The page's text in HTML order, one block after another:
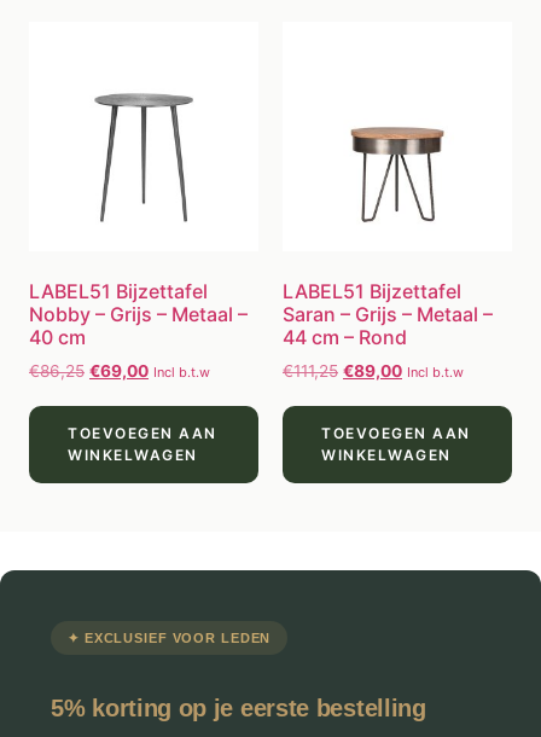
LABEL51 Bijzettafel
Nobby – Grijs – Metaal –
40 cm
€86,25 €69,00 Incl b.t.w
TOEVOEGEN AAN
WINKELWAGEN
LABEL51 Bijzettafel
Saran – Grijs – Metaal –
44 cm – Rond
€111,25 €89,00 Incl b.t.w
TOEVOEGEN AAN
WINKELWAGEN
✦ EXCLUSIEF VOOR LEDEN
5% korting op je eerste bestelling